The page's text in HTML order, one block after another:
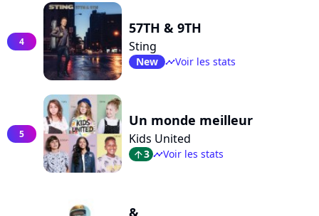
4
57TH & 9TH
Sting
New timelineVoir les stats
5
Un monde meilleur
Kids United
arrow_top3 timelineVoir les stats
&